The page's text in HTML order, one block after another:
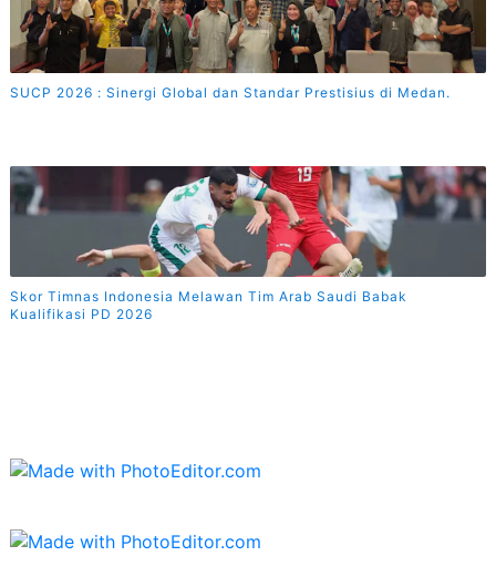
SUCP 2026 : Sinergi Global dan Standar Prestisius di Medan.
Skor Timnas Indonesia Melawan Tim Arab Saudi Babak
Kualifikasi PD 2026